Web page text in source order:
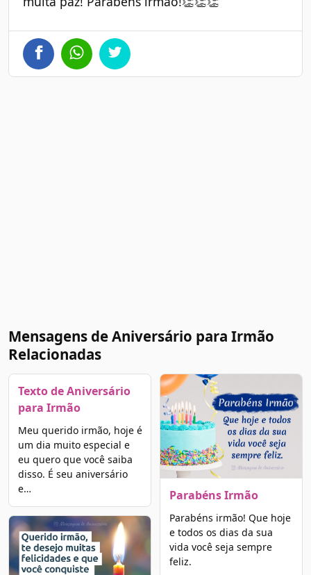
Mensagens de Aniversário para Irmão
Relacionadas
Texto de Aniversário
para Irmão
Meu querido irmão, hoje é
um dia muito especial e
eu quero que você saiba
disso. É seu aniversário
e…
Parabéns Irmão
Parabéns irmão! Que hoje
e todos os dias da sua
vida você seja sempre
feliz.